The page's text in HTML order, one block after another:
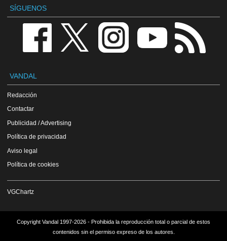
SÍGUENOS
VANDAL
Redacción
Contactar
Publicidad / Advertising
Política de privacidad
Aviso legal
Política de cookies
VGChartz
Copyright Vandal 1997-2026 - Prohibida la reproducción total o parcial de estos
contenidos sin el permiso expreso de los autores.